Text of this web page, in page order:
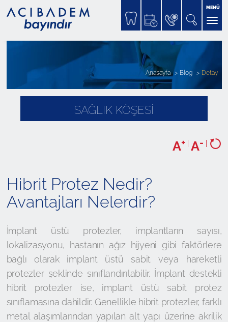
MENÜ
SAĞLIK KÖŞESİ
Anasayfa Blog Detay
A+ | A- |
Hibrit Protez Nedir?
Avantajları Nelerdir?
İmplant üstü protezler, implantların sayısı,
lokalizasyonu, hastanın ağız hijyeni gibi faktörlere
bağlı olarak implant üstü sabit veya hareketli
protezler şeklinde sınıflandırılabilir. İmplant destekli
hibrit protezler ise, implant üstü sabit protez
sınıflamasına dahildir. Genellikle hibrit protezler, farklı
metal alaşımlarından yapılan alt yapı üzerine akrilik